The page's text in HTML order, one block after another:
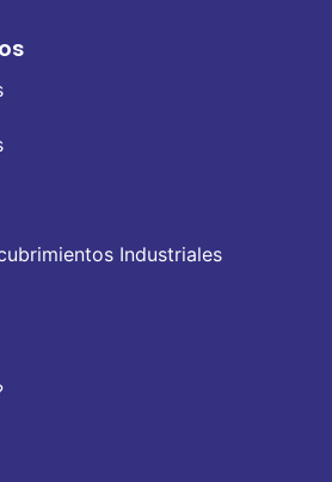
Industriales